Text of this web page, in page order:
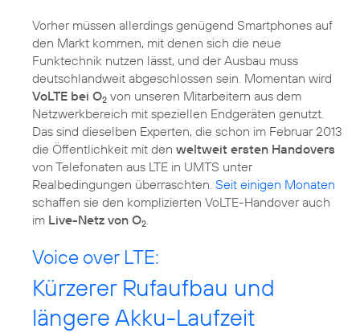
Vorher müssen allerdings genügend Smartphones auf
den Markt kommen, mit denen sich die neue
Funktechnik nutzen lässt, und der Ausbau muss
deutschlandweit abgeschlossen sein. Momentan wird
VoLTE bei O2 von unseren Mitarbeitern aus dem
Netzwerkbereich mit speziellen Endgeräten genutzt.
Das sind dieselben Experten, die schon im Februar 2013
die Öffentlichkeit mit den weltweit ersten Handovers
von Telefonaten aus LTE in UMTS unter
Realbedingungen überraschten. Seit einigen Monaten
schaffen sie den komplizierten VoLTE-Handover auch
im Live-Netz von O2
Voice over LTE:
Kürzerer Rufaufbau und
längere Akku-Laufzeit